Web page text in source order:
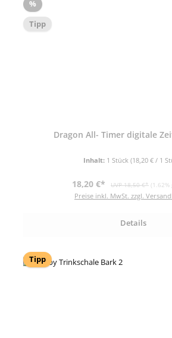
%Rabatt
Tipp
Dragon All- Timer digitale
Inhalt: 1 Stück (18,20 € / 1
Verkaufspreis:
18,20 €* Regulärer Preis:
UVP 18,50 €* (1.62%
Preise inkl. MwSt. zzgl.
Details
Tipp